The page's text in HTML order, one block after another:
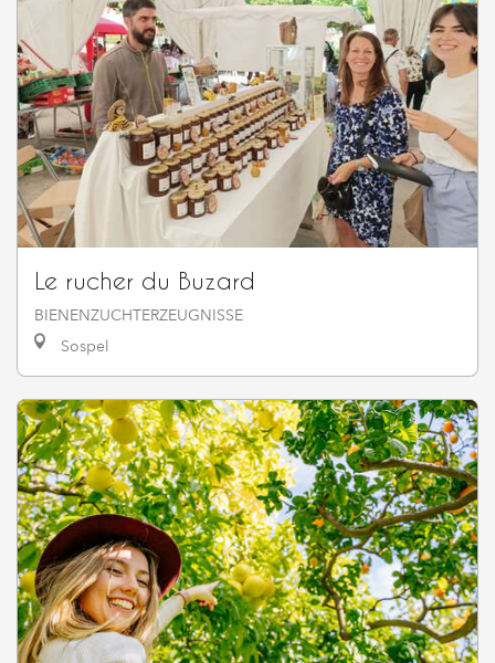
Le rucher du Buzard
BIENENZUCHTERZEUGNISSE
Sospel